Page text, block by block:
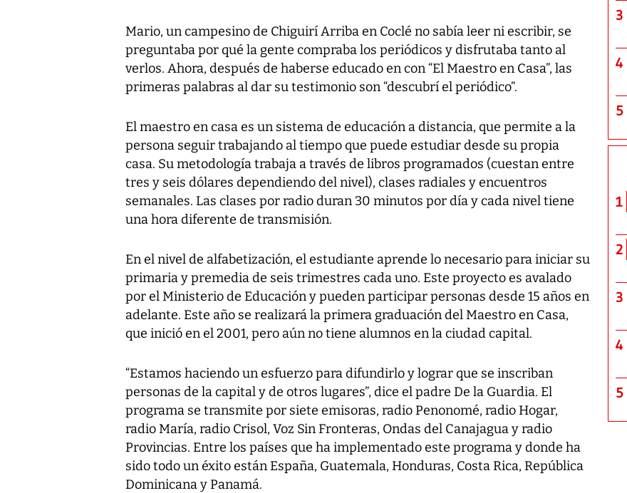
Mario, un campesino de Chiguirí Arriba en Coclé no sabía leer ni escribir, se
preguntaba por qué la gente compraba los periódicos y disfrutaba tanto al
verlos. Ahora, después de haberse educado en con “El Maestro en Casa”, las
primeras palabras al dar su testimonio son “descubrí el periódico”.
El maestro en casa es un sistema de educación a distancia, que permite a la
persona seguir trabajando al tiempo que puede estudiar desde su propia
casa. Su metodología trabaja a través de libros programados (cuestan entre
tres y seis dólares dependiendo del nivel), clases radiales y encuentros
semanales. Las clases por radio duran 30 minutos por día y cada nivel tiene
una hora diferente de transmisión.
En el nivel de alfabetización, el estudiante aprende lo necesario para iniciar su
primaria y premedia de seis trimestres cada uno. Este proyecto es avalado
por el Ministerio de Educación y pueden participar personas desde 15 años en
adelante. Este año se realizará la primera graduación del Maestro en Casa,
que inició en el 2001, pero aún no tiene alumnos en la ciudad capital.
“Estamos haciendo un esfuerzo para difundirlo y lograr que se inscriban
personas de la capital y de otros lugares”, dice el padre De la Guardia. El
programa se transmite por siete emisoras, radio Penonomé, radio Hogar,
radio María, radio Crisol, Voz Sin Fronteras, Ondas del Canajagua y radio
Provincias. Entre los países que ha implementado este programa y donde ha
sido todo un éxito están España, Guatemala, Honduras, Costa Rica, República
Dominicana y Panamá.
3
4
5
1
2
3
4
5